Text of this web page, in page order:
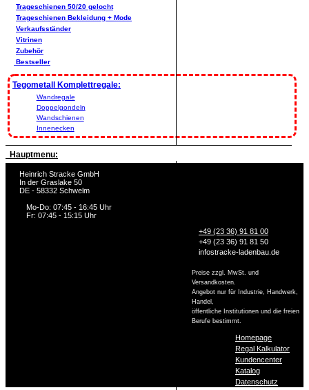
Trageschienen 50/20 gelocht
Trageschienen Bekleidung + Mode
Verkaufsständer
Vitrinen
Zubehör
Bestseller
Tegometall Komplettregale:
Wandregale
Doppelgondeln
Wandschienen
Innenecken
Hauptmenu:
Heinrich Stracke GmbH
In der Graslake 50
DE - 58332 Schwelm
Mo-Do: 07:45 - 16:45 Uhr
Fr: 07:45 - 15:15 Uhr
+49 (23 36) 91 81 00
+49 (23 36) 91 81 50
infostracke-ladenbau.de
Preise zzgl. MwSt. und
Versandkosten.
Angebot nur für Industrie, Handwerk,
Handel,
öffentliche Institutionen und die freien
Berufe bestimmt.
Homepage
Regal Kalkulator
Kundencenter
Katalog
Datenschutz